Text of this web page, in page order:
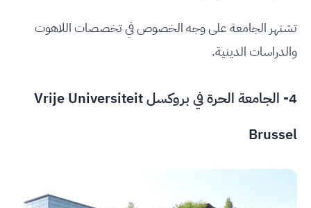
تشتهر الجامعة على وجه الخصوص في تخصصات اللاهوت
والدراسات الدينية.
4-
الجامعة الحرة في بروكسل Vrije Universiteit
Brussel